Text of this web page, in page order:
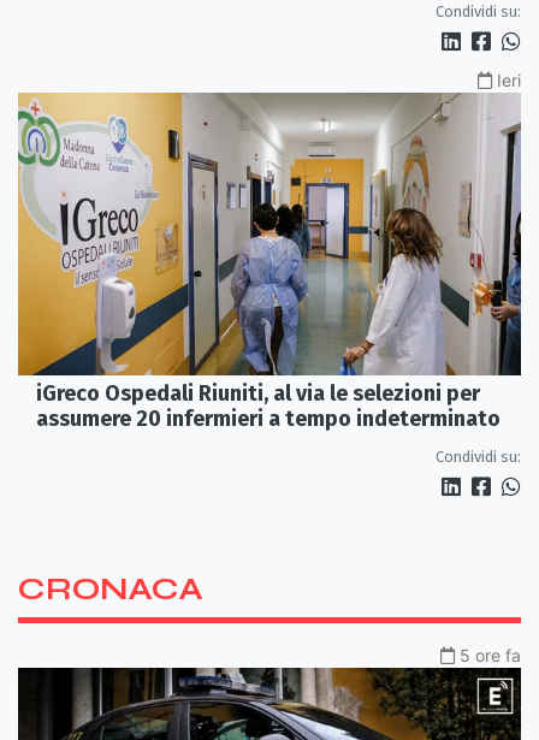
Condividi su:
Ieri
iGreco Ospedali Riuniti, al via le selezioni per
assumere 20 infermieri a tempo indeterminato
Condividi su:
CRONACA
5 ore fa